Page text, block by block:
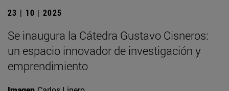
23 | 10 | 2025
Se inaugura la Cátedra Gustavo Cisneros:
un espacio innovador de investigación y
emprendimiento